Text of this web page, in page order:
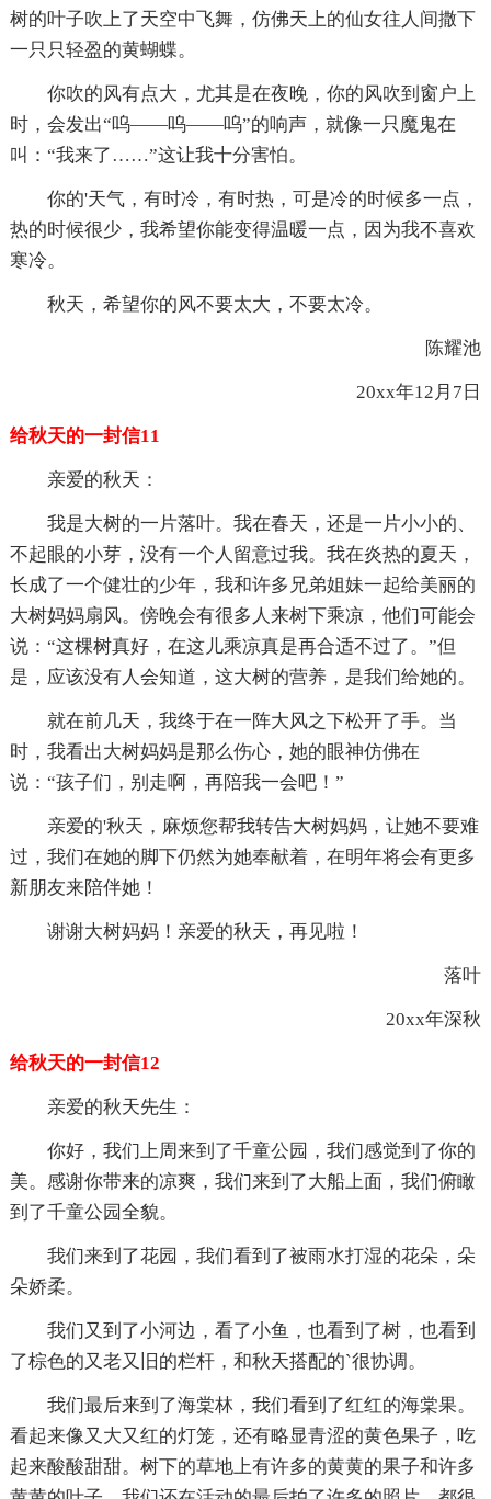
树的叶子吹上了天空中飞舞，仿佛天上的仙女往人间撒下
一只只轻盈的黄蝴蝶。
你吹的风有点大，尤其是在夜晚，你的风吹到窗户上
时，会发出“呜——呜——呜”的响声，就像一只魔鬼在
叫：“我来了……”这让我十分害怕。
你的'天气，有时冷，有时热，可是冷的时候多一点，
热的时候很少，我希望你能变得温暖一点，因为我不喜欢
寒冷。
秋天，希望你的风不要太大，不要太冷。
陈耀池
20xx年12月7日
给秋天的一封信11
亲爱的秋天：
我是大树的一片落叶。我在春天，还是一片小小的、
不起眼的小芽，没有一个人留意过我。我在炎热的夏天，
长成了一个健壮的少年，我和许多兄弟姐妹一起给美丽的
大树妈妈扇风。傍晚会有很多人来树下乘凉，他们可能会
说：“这棵树真好，在这儿乘凉真是再合适不过了。”但
是，应该没有人会知道，这大树的营养，是我们给她的。
就在前几天，我终于在一阵大风之下松开了手。当
时，我看出大树妈妈是那么伤心，她的眼神仿佛在
说：“孩子们，别走啊，再陪我一会吧！”
亲爱的'秋天，麻烦您帮我转告大树妈妈，让她不要难
过，我们在她的脚下仍然为她奉献着，在明年将会有更多
新朋友来陪伴她！
谢谢大树妈妈！亲爱的秋天，再见啦！
落叶
20xx年深秋
给秋天的一封信12
亲爱的秋天先生：
你好，我们上周来到了千童公园，我们感觉到了你的
美。感谢你带来的凉爽，我们来到了大船上面，我们俯瞰
到了千童公园全貌。
我们来到了花园，我们看到了被雨水打湿的花朵，朵
朵娇柔。
我们又到了小河边，看了小鱼，也看到了树，也看到
了棕色的又老又旧的栏杆，和秋天搭配的`很协调。
我们最后来到了海棠林，我们看到了红红的海棠果。
看起来像又大又红的灯笼，还有略显青涩的黄色果子，吃
起来酸酸甜甜。树下的草地上有许多的黄黄的果子和许多